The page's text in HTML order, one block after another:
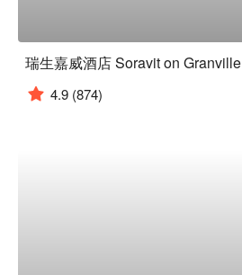
瑞生嘉威酒店 Soravit on Granville
4.9 (874)